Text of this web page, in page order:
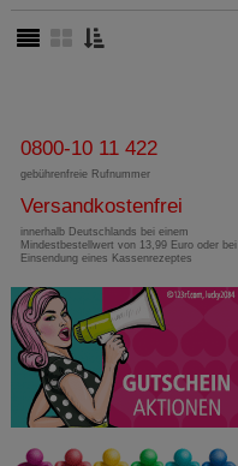
0800-10 11 422
gebührenfreie Rufnummer
Versandkostenfrei
innerhalb Deutschlands bei einem
Mindestbestellwert von 13,99 Euro oder bei
Einsendung eines Kassenrezeptes